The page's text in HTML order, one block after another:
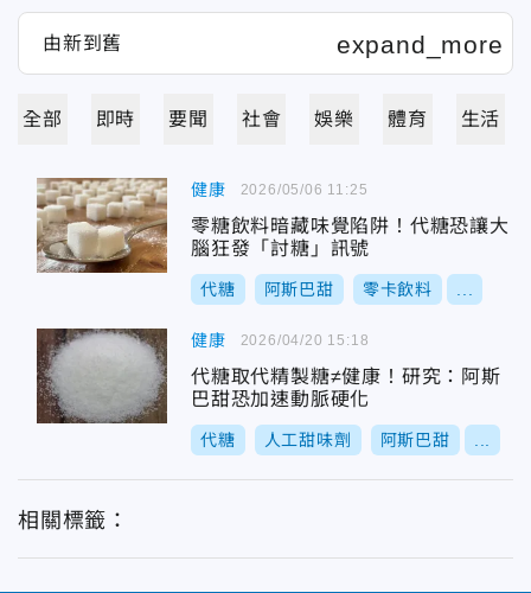
全部 即時 要聞 社會 娛樂 體育 生活
健康
零糖飲料暗藏味覺陷阱！代糖恐讓大
腦狂發「討糖」訊號
代糖 阿斯巴甜 零卡飲料
2026/05/06 11:25
健康
代糖取代精製糖≠健康！研究：阿斯
巴甜恐加速動脈硬化
代糖 人工甜味劑 阿斯巴甜
2026/04/20 15:18
相關標籤：